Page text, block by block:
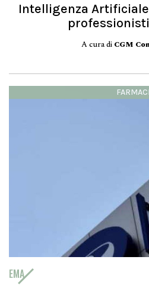
Intelligenza
A cura di CGM
FARMACI
EMA